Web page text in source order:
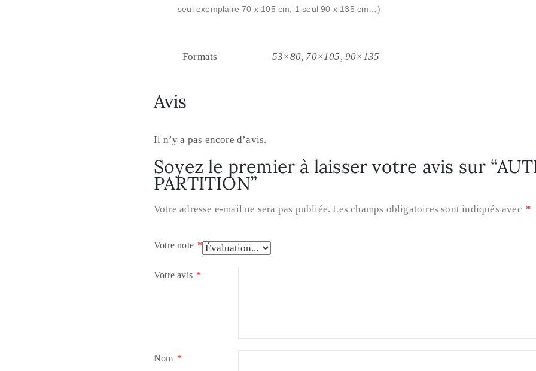
seul exemplaire 70 x 105 cm, 1 seul 90 x 135 cm…)
Formats 53×80, 70×105, 90×135
Avis
Il n’y a pas encore d’avis.
Soyez le premier à laisser votre avis sur
PARTITION”
Votre adresse e-mail ne sera pas publiée. Les champs obligatoires sont indiqués avec *
Votre note *
Votre avis *
Nom *